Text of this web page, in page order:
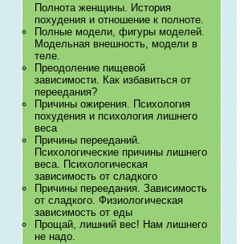
Полнота женщины. История
похудения и отношение к полноте.
Полные модели, фигуры моделей.
Модельная внешность, модели в
теле.
Преодоление пищевой
зависимости. Как избавиться от
переедания?
Причины ожирения. Психология
похудения и психология лишнего
веса
Причины перееданий.
Психологические причины лишнего
веса. Психологическая
зависимость от сладкого
Причины переедания. Зависимость
от сладкого. Физиологическая
зависимость от еды
Прощай, лишний вес! Нам лишнего
не надо.